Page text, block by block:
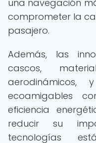
una navegación
comprometer la
pasajero.
Además, las
cascos,
ecoamigables
eficiencia
reducir su
tecnologías